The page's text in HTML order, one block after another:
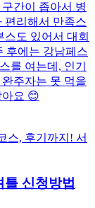
간이 좁아서 병
편리해서 만족스
도 있어서 대회
후에는 강남페스
를 여는데, 인기
주자는 못 먹을
요 😊
신청방법